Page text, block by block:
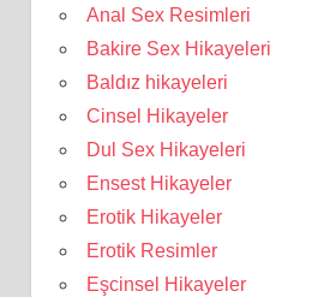
Anal Sex Resimleri
Bakire Sex Hikayeleri
Baldız hikayeleri
Cinsel Hikayeler
Dul Sex Hikayeleri
Ensest Hikayeler
Erotik Hikayeler
Erotik Resimler
Eşcinsel Hikayeler